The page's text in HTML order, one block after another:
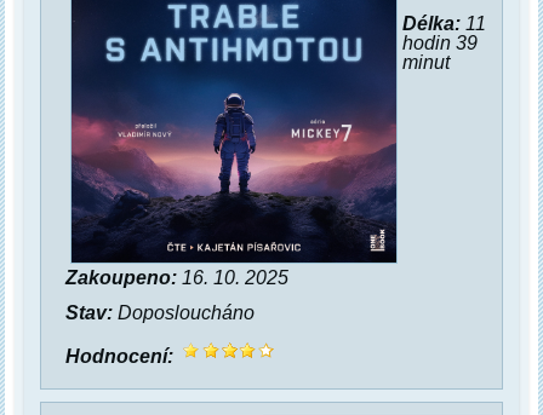
Délka:11
hodin 39
minut
Zakoupeno: 16. 10. 2025
Stav: Doposloucháno
Hodnocení: